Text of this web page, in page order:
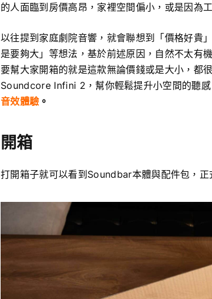
的人面臨到房價高昂，家裡空間偏小，或是因為
以往提到家庭劇院音響，就會聯想到「價格好貴
是要夠大」等想法，基於前述原因，自然不太有
要幫大家開箱的就是這款無論價錢或是大小，都
Soundcore Infini 2，幫你輕鬆提升小空間的聽
音效體驗 。
開箱
打開箱子就可以看到Soundbar本體與配件包，